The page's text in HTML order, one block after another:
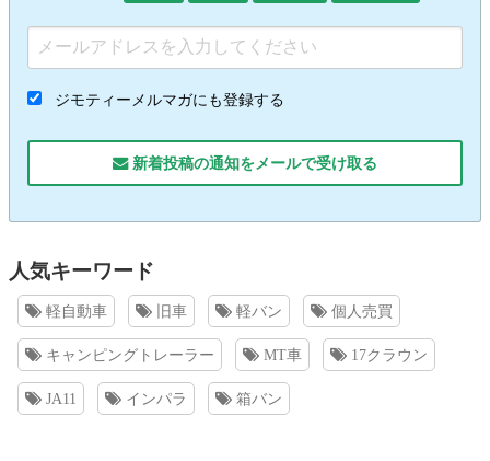
ジモティーメルマガにも登録する
新着投稿の通知をメールで受け取る
人気キーワード
軽自動車 旧車 軽バン 個人売買
キャンピングトレーラー MT車 17クラウン
JA11 インパラ 箱バン